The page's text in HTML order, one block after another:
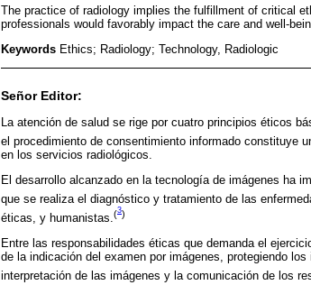
The practice of radiology implies the fulfillment of critical
professionals would favorably impact the care and well-
Keywords Ethics; Radiology; Technology, Radiologic
Señor Editor:
La atención de salud se rige por cuatro principios éticos
el procedimiento de consentimiento informado constituye
en los servicios radiológicos.
El desarrollo alcanzado en la tecnología de imágenes ha
que se realiza el diagnóstico y tratamiento de las
éticas, y humanistas.(3)
Entre las responsabilidades éticas que demanda el
de la indicación del examen por imágenes, protegiendo
interpretación de las imágenes y la comunicación de los